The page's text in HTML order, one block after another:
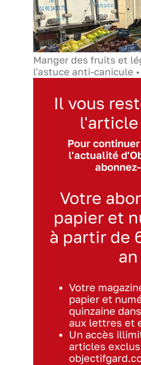
Manger des fruits et
l'astuce anti-canicule •
Il vous
l'article
Pour
l'actualité
Votre
papier et
à partir de
an
Votre
papier et
quinzaine
aux lettres et
Un accès
articles